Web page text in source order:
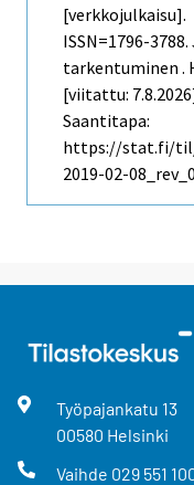
[verkkojulkaisu].
ISSN=1796-3788.
tarkentuminen .
[viitattu:
Saantitapa:
https://stat.fi/til/
2019-02-
Työpajankatu 13
00580 Helsinki
Vaihde 029 551